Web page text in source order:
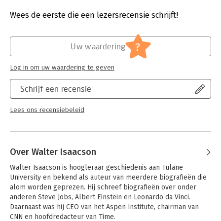
innovatie, karakter, leiderschap en waarden.
Verschijningsdatum:
1-1-2011
Algemeen management
Wees de eerste die een lezersrecensie schrijft!
Schrijf een recensie
Lees ons recensiebeleid
Uw waardering ?
Log in om uw waardering te geven
Over Walter Isaacson
Walter Isaacson is hoogleraar geschiedenis aan Tulane
University en bekend als auteur van meerdere biografieën die
alom worden geprezen. Hij schreef biografieën over onder
anderen Steve Jobs, Albert Einstein en Leonardo da Vinci.
Daarnaast was hij CEO van het Aspen Institute, chairman van
CNN en hoofdredacteur van Time.